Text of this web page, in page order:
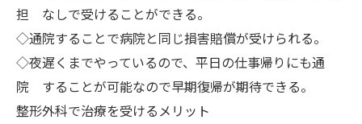
担 なしで受けることができる。
◇通院することで病院と同じ損害賠償が受けられる。
◇夜遅くまでやっているので、平日の仕事帰りにも通
院 することが可能なので早期復帰が期待できる。
整形外科で治療を受けるメリット